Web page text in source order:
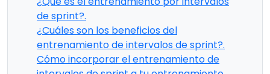
de sprint?.
¿Cuáles son los beneficios del
entrenamiento de intervalos de sprint?.
Cómo incorporar el entrenamiento de